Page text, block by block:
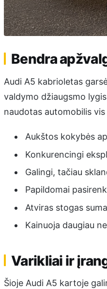
Bendra
Audi A5 kabrioletas
valdymo džiaugsmo
naudotas automobilis
Aukštos kokybės
Konkurencingi
Galingi, tačiau
Papildomai
Atviras stogas
Kainuoja daugiau
Varikliai ir
Šioje Audi A5 kartoje